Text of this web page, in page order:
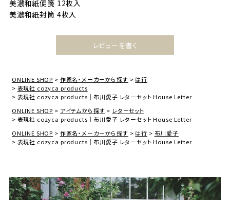
美濃和紙便箋 12枚入
美濃和紙封筒 4枚入
レビューを書く
ONLINE SHOP 作家名・メーカーから探す
は行
表現社 cozyca products
表現社 cozyca products｜布川愛子 レターセット House Letter
ONLINE SHOP
アイテムから探す
レターセット
表現社 cozyca products｜布川愛子 レターセット House Letter
ONLINE SHOP
作家名・メーカーから探す は行
布川愛子
表現社 cozyca products｜布川愛子 レターセット House Letter